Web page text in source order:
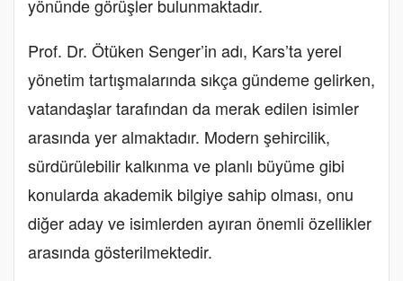
yönünde görüşler bulunmaktadır.
Prof. Dr. Ötüken Senger’in adı, Kars’ta yerel
yönetim tartışmalarında sıkça gündeme gelirken,
vatandaşlar tarafından da merak edilen isimler
arasında yer almaktadır. Modern şehircilik,
sürdürülebilir kalkınma ve planlı büyüme gibi
konularda akademik bilgiye sahip olması, onu
diğer aday ve isimlerden ayıran önemli özellikler
arasında gösterilmektedir.